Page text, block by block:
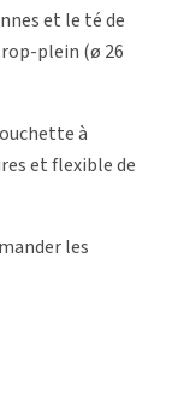
et le té de
plein (ø 26
à
et flexible de
les